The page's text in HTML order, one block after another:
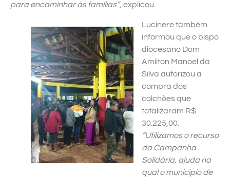
para encaminhar às famílias”, explicou.
Lucinere também
informou que o bispo
diocesano Dom
Amilton Manoel da
Silva autorizou a
compra dos
colchões que
totalizaram R$
30.225,00.
“Utilizamos o recurso
da Campanha
Solidária, ajuda na
qual o municipio de